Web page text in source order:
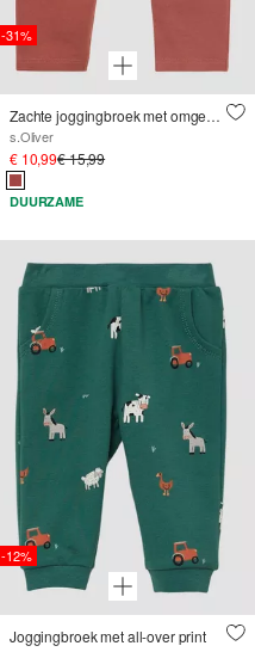
-31%
Zachte joggingbroek met omgeslagen band
s.Oliver
€ 10,99€ 15,99
DUURZAME
-12%
Joggingbroek met all-over print